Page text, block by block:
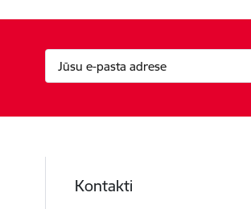
Kontakti